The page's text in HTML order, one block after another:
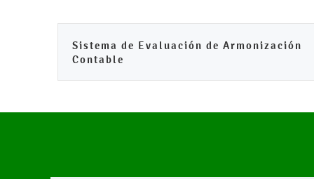
Sistema de Evaluación de Armonización
Contable